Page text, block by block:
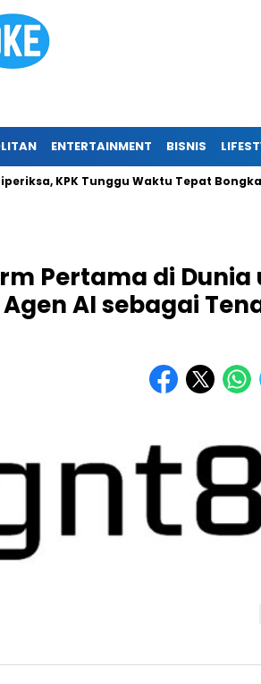
ENTERTAINMENT BISNIS
KPK Tunggu Waktu Tepat Bongkar
Pertama di Dunia
AI sebagai